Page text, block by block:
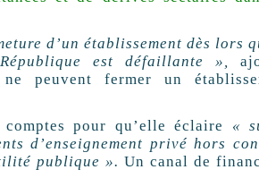
d’un établissement dès lors
est défaillante »,
peuvent fermer un
pour qu’elle éclaire
«
d’enseignement privé hors
publique ».Un canal de